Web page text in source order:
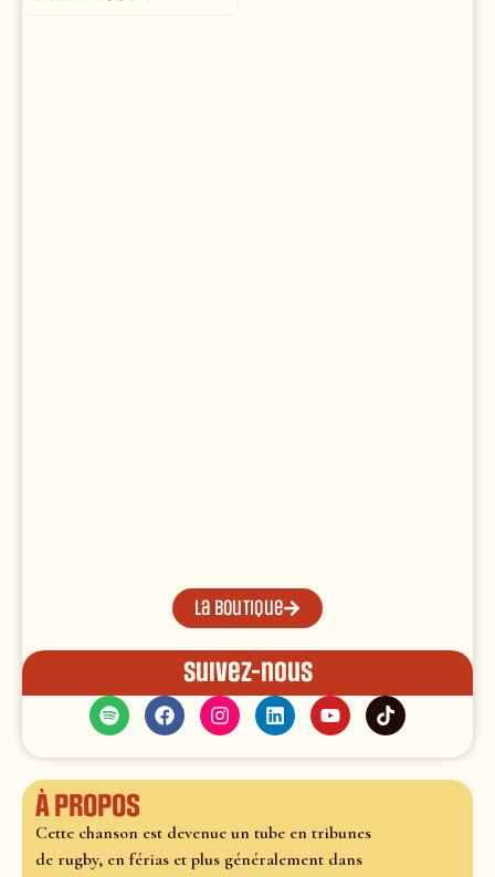
La boutique
Suivez-nous
À propos
Cette chanson est devenue un tube en tribunes
de rugby, en férias et plus généralement dans